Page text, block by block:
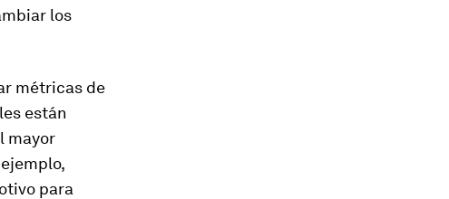
los
métricas de
están
mayor
para